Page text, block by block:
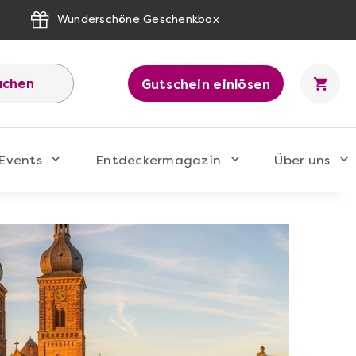
Wunderschöne Geschenkbox
Gutschein einlösen
Entdeckermagazin Über uns